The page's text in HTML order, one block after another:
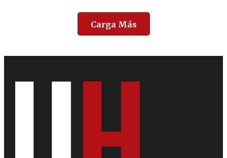
Carga Más